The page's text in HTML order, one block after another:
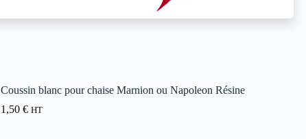
Coussin blanc pour chaise Marnion ou Napoleon Résine
1,50 € HT